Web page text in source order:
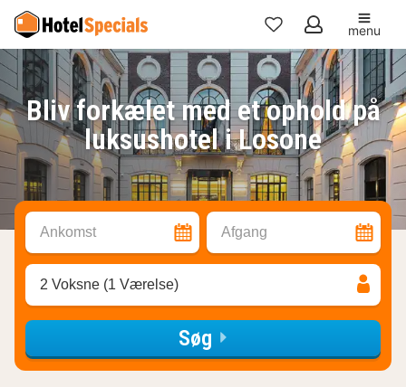
Mine
favoritter
menu
Bliv forkælet med et ophold på
luksushotel i Losone
Ankomst Afgang
2 Voksne (1 Værelse)
Søg